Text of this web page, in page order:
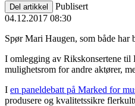
Del artikkel
Publisert
04.12.2017 08:30
Spør Mari Haugen, som både har
I omlegging av Rikskonsertene til
mulighetsrom for andre aktører,
I en paneldebatt på Marked for
produsere og kvalitetssikre